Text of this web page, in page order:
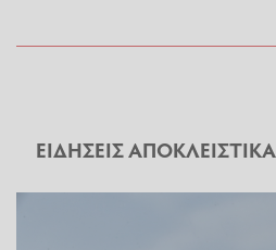
ΕΙΔΗΣΕΙΣ